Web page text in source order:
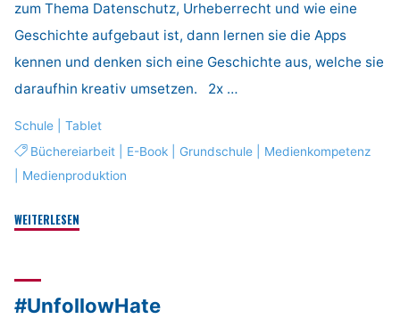
zum Thema Datenschutz, Urheberrecht und wie eine
Geschichte aufgebaut ist, dann lernen sie die Apps
kennen und denken sich eine Geschichte aus, welche sie
daraufhin kreativ umsetzen. 2x …
Schule
Tablet
Büchereiarbeit| E-Book| Grundschule| Medienkompetenz
Medienproduktion
WEITERLESEN
#UnfollowHate